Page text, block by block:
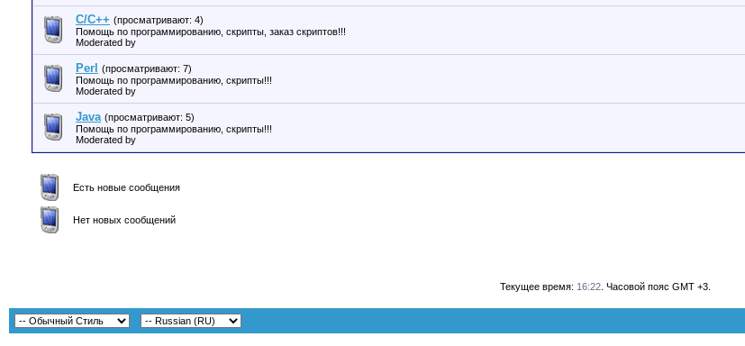
C/C++ (просматривают: 4)
Помощь по программированию, скрипты, заказ скриптов!!!
Moderated by
Perl
(просматривают: 7)
Помощь по программированию, скрипты!!!
Moderated by
Java (просматривают: 5)
Помощь по программированию, скрипты!!!
Moderated by
Есть новые сообщения
Нет новых сообщений
Текущее время: 16:22 . Часовой пояс GMT +3.